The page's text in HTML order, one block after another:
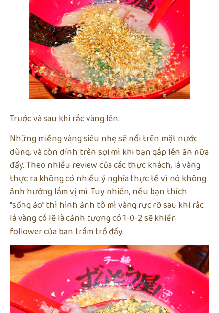
Trước và sau khi rắc vàng lên.
Những miếng vàng siêu nhẹ sẽ nổi trên mặt nước
dùng, và còn dính trên sợi mì khi bạn gắp lên ăn nữa
đấy. Theo nhiều review của các thực khách, lá vàng
thực ra không có nhiều ý nghĩa thực tế vì nó không
ảnh hưởng lắm vị mì. Tuy nhiên, nếu bạn thích
“sống ảo” thì hình ảnh tô mì vàng rực rỡ sau khi rắc
lá vàng có lẽ là cảnh tượng có 1-0-2 sẽ khiến
follower của bạn trầm trồ đấy.